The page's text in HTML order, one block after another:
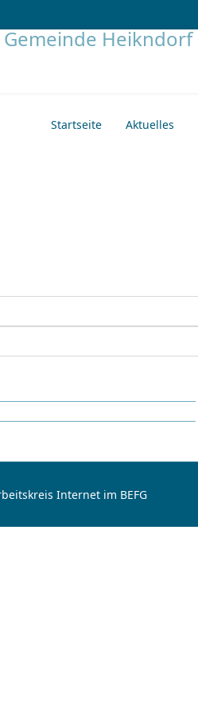
Startseite Aktuelles
Internet im BEFG